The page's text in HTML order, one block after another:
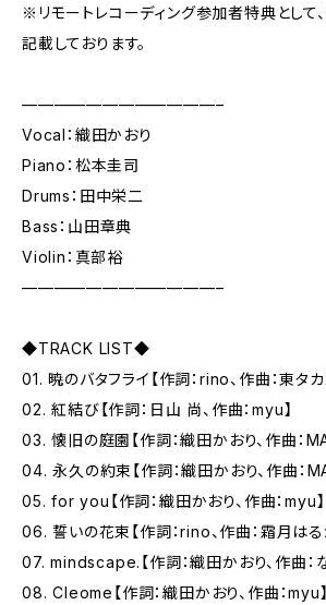
※リモートレコーディング参加者特典として
記載しております。
————————————–
Vocal：織田かおり
Piano：松本圭司
Drums：田中栄二
Bass：山田章典
Violin：真部裕
————————————–
◆TRACK LIST◆
01. 暁のバタフライ【作詞：rino、作曲：東タカ
02. 紅結び【作詞：日山 尚、作曲：myu】
03. 懐旧の庭園【作詞：織田かおり、作曲：
04. 永久の約束【作詞：織田かおり、作曲：
05. for you【作詞：織田かおり、作曲：myu】
06. 誓いの花束【作詞：rino、作曲：霜月はる
07. mindscape.【作詞：織田かおり、作曲：
08. Cleome【作詞：織田かおり、作曲：myu】